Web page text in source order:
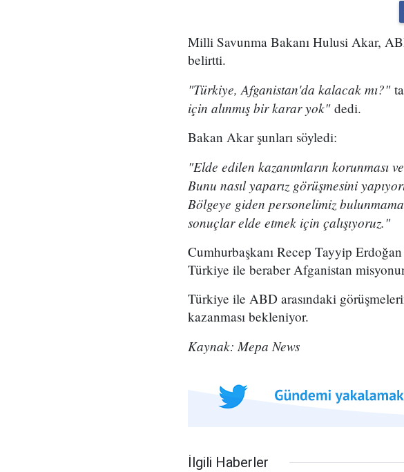
Milli Savunma Bakanı Hulusi Akar,
belirtti.
"Türkiye, Afganistan'da kalacak mı?"
için alınmış bir karar yok"dedi.
Bakan Akar şunları söyledi:
"Elde edilen kazanımların korunması
Bunu nasıl yaparız görüşmesini
Bölgeye giden personelimiz
sonuçlar elde etmek için çalışıyoruz."
Cumhurbaşkanı Recep Tayyip
Türkiye ile beraber Afganistan
Türkiye ile ABD arasındaki
kazanması bekleniyor.
Kaynak: Mepa News
İlgili Haberler